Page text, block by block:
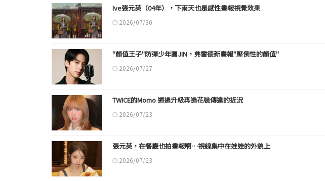
Ive張元英（04年），下雨天也是感性畫報視覺效果
2026/07/30
"顏值王子"防彈少年團JIN，弗雷德新畫報"壓倒性的顏值"
2026/07/27
TWICE的Momo 通過升級再造花裝傳達的近況
2026/07/23
張元英，在餐廳也拍畫報啊…視線集中在娃娃的外貌上
2026/07/23